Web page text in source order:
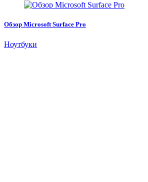
Обзор Microsoft Surface Pro
Ноутбуки